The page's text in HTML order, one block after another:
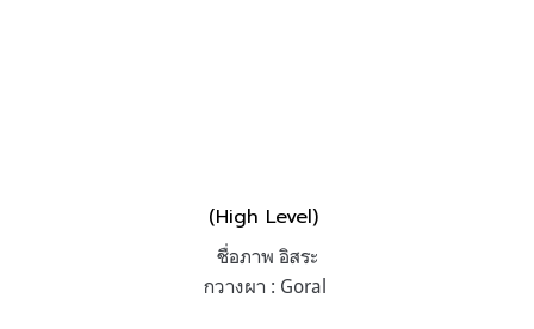
(High Level)
ชื่อภาพ อิสระ
กวางผา : Goral